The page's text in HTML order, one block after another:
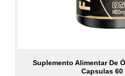
Suplemento Alimentar De
Capsulas 60